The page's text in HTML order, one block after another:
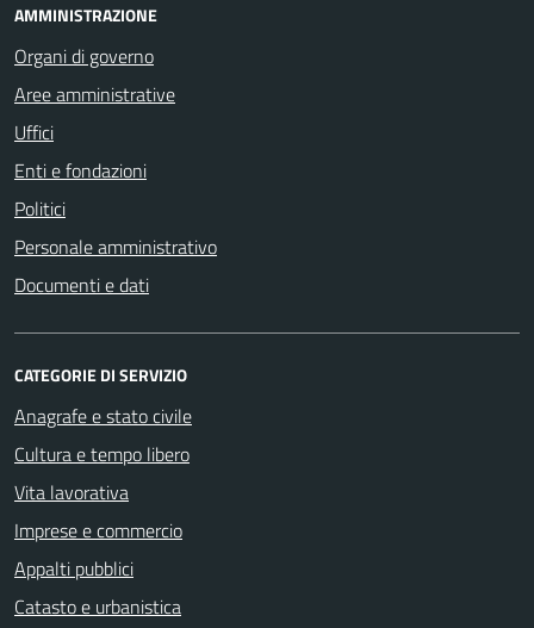
AMMINISTRAZIONE
Organi di governo
Aree amministrative
Uffici
Enti e fondazioni
Politici
Personale amministrativo
Documenti e dati
CATEGORIE DI SERVIZIO
Anagrafe e stato civile
Cultura e tempo libero
Vita lavorativa
Imprese e commercio
Appalti pubblici
Catasto e urbanistica